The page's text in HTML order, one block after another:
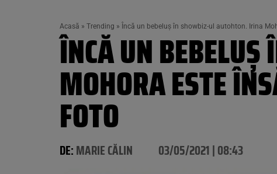
Acasă » Trending » Încă un bebeluș în showbiz-ul autohton. Irina
ÎNCĂ UN
MOHORA ESTE
FOTO
DE:MARIE CĂLIN 03/05/2021 | 08:43